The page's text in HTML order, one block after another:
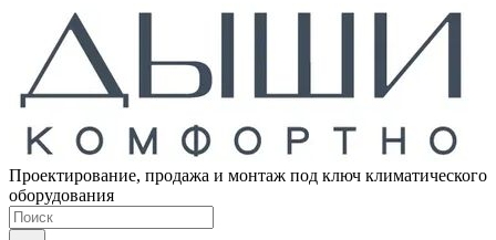
Проектирование, продажа и монтаж под ключ климатического
оборудования